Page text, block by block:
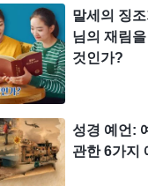
≪말씀이 육
사람이 가는 길에 달려
실 말씀에 순복할
람이다. 이전에 사
전에 사람 몸에 성
말세의 징
님의 재림
것인가?
성경 예언:
관한 6가지